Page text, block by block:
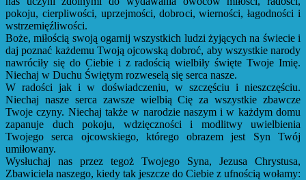
pokoju, cierpliwości, uprzejmości, dobroci, wierności, łagodności i
wstrzemięźliwości.
Boże, miłością swoją ogarnij wszystkich ludzi żyjących na świecie i
daj poznać każdemu Twoją ojcowską dobroć, aby wszystkie narody
nawróciły się do Ciebie i z radością wielbiły święte Twoje Imię.
Niechaj w Duchu Świętym rozweselą się serca nasze.
W radości jak i w doświadczeniu, w szczęściu i nieszczęściu.
Niechaj nasze serca zawsze wielbią Cię za wszystkie zbawcze
Twoje czyny. Niechaj także w narodzie naszym i w każdym domu
zapanuje duch pokoju, wdzięczności i modlitwy uwielbienia
Twojego serca ojcowskiego, którego obrazem jest Syn Twój
umiłowany.
Wysłuchaj nas przez tegoż Twojego Syna, Jezusa Chrystusa,
Zbawiciela naszego, kiedy tak jeszcze do Ciebie z ufnością wołamy: